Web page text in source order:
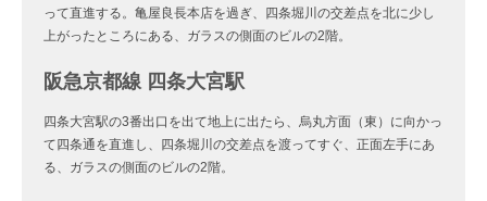
って直進する。亀屋良長本店を過ぎ、四条堀川の交差点を北に少し
上がったところにある、ガラスの側面のビルの2階。
阪急京都線 四条大宮駅
四条大宮駅の3番出口を出て地上に出たら、烏丸方面（東）に向かっ
て四条通を直進し、四条堀川の交差点を渡ってすぐ、正面左手にあ
る、ガラスの側面のビルの2階。